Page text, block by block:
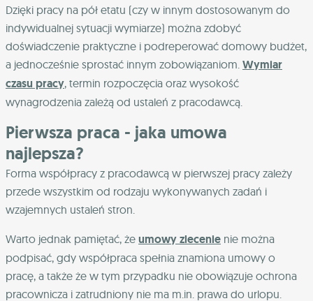
Dzięki pracy na pół etatu (czy w innym dostosowanym do
indywidualnej sytuacji wymiarze) można zdobyć
doświadczenie praktyczne i podreperować domowy budżet,
a jednocześnie sprostać innym zobowiązaniom. Wymiar
czasu pracy, termin rozpoczęcia oraz wysokość
wynagrodzenia zależą od ustaleń z pracodawcą.
Pierwsza praca - jaka umowa
najlepsza?
Forma współpracy z pracodawcą w pierwszej pracy zależy
przede wszystkim od rodzaju wykonywanych zadań i
wzajemnych ustaleń stron.
Warto jednak pamiętać, że umowy zlecenie nie można
podpisać, gdy współpraca spełnia znamiona umowy o
pracę, a także że w tym przypadku nie obowiązuje ochrona
pracownicza i zatrudniony nie ma m.in. prawa do urlopu.